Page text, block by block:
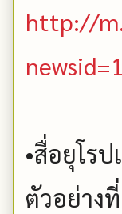
http://
•สื่อยุโร
ตัวอย่าง